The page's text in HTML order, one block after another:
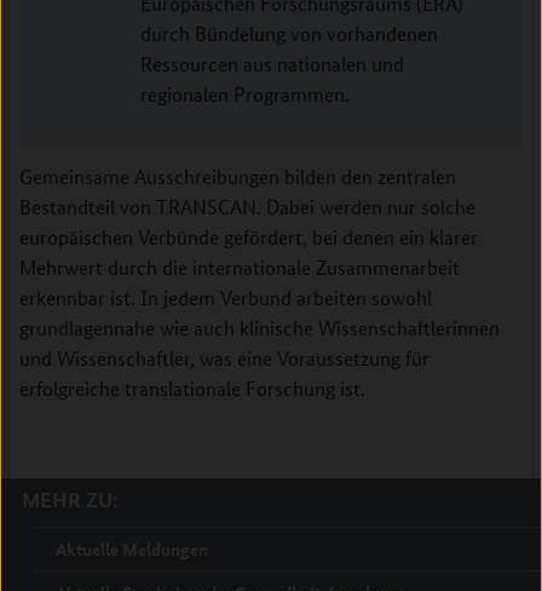
durch Bündelung von vorhandenen
Ressourcen aus nationalen und
regionalen Programmen.
Gemeinsame Ausschreibungen bilden den zentralen
Bestandteil von TRANSCAN. Dabei werden nur solche
europäischen Verbünde gefördert, bei denen ein klarer
Mehrwert durch die internationale Zusammenarbeit
erkennbar ist. In jedem Verbund arbeiten sowohl
grundlagennahe wie auch klinische Wissenschaftlerinnen
und Wissenschaftler, was eine Voraussetzung für
erfolgreiche translationale Forschung ist.